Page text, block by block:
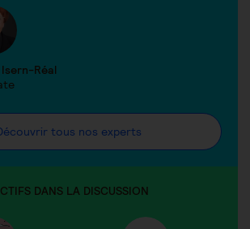
Réal
tous nos experts
DANS LA DISCUSSION